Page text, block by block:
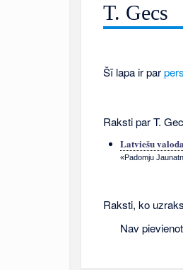
T. Gecs
Šī lapa ir par
Raksti par T.
Latviešu
«Padomju
Raksti, ko
Nav